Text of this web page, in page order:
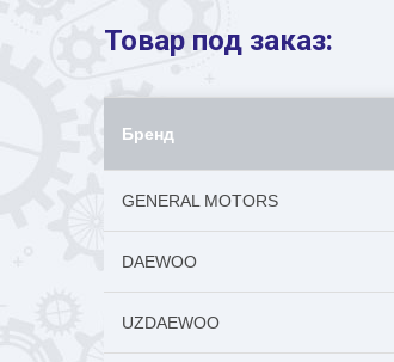
Товар под заказ:
Бренд
GENERAL MOTORS
DAEWOO
UZDAEWOO